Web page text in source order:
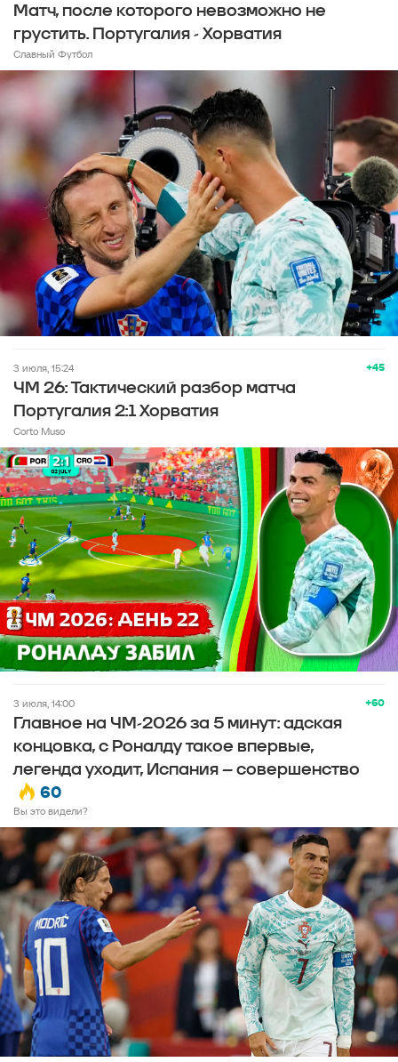
Матч, после которого невозможно не
грустить. Португалия - Хорватия
Славный Футбол
+45
3 июля, 15:24
ЧМ 26: Тактический разбор матча
Португалия 2:1 Хорватия
Corto Muso
+60
3 июля, 14:00
Главное на ЧМ-2026 за 5 минут: адская
концовка, с Роналду такое впервые,
легенда уходит, Испания – совершенство
60
Вы это видели?